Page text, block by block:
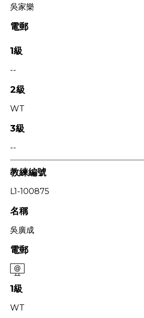
吳家樂
電郵
1級
--
2級
WT
3級
--
教練編號
L1-100875
名稱
吳廣成
電郵
1級
WT